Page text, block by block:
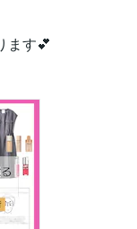
ます💕